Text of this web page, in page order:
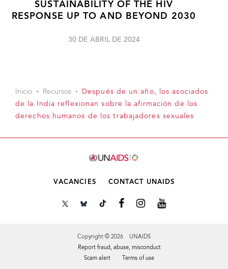
SUSTAINABILITY OF THE HIV
RESPONSE UP TO AND BEYOND 2030
30 DE ABRIL DE 2024
Inicio Recursos
Después de un año, los asociados
de la India reflexionan sobre la afirmación de los
derechos humanos de los trabajadores sexuales
VACANCIES CONTACT UNAIDS
Copyright © 2026 UNAIDS
Report fraud, abuse, misconduct
Scam alert
Terms of use